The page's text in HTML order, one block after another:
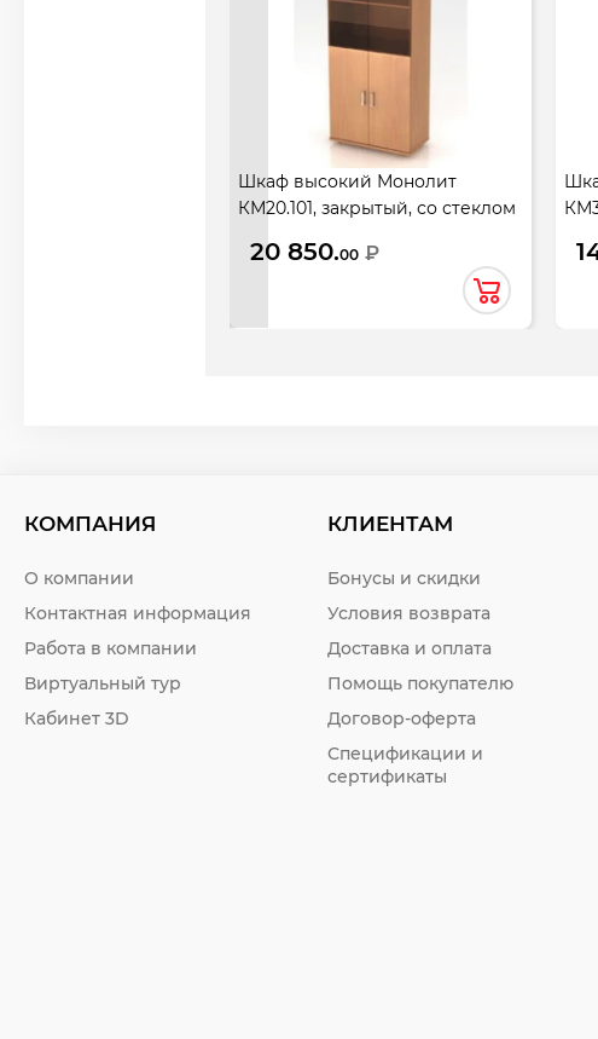
Шкаф высокий Монолит
КМ20.101, закрытый, со стеклом
744*390*2046, бук бавария
20 850.00 ₽
КОМПАНИЯ
О компании
Контактная информация
Работа в компании
Виртуальный тур
Кабинет 3D
КЛИЕНТАМ
Бонусы и скидки
Условия возврата
Доставка и оплата
Помощь покупателю
Договор-оферта
Спецификации и
сертификаты